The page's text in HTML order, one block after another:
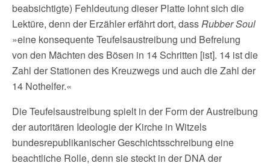
beabsichtigte) Fehldeutung dieser Platte lohnt sich die
Lektüre, denn der Erzähler erfährt dort, dassRubber Soul
»eine konsequente Teufelsaustreibung und Befreiung
von den Mächten des Bösen in 14 Schritten [ist]. 14 ist die
Zahl der Stationen des Kreuzwegs und auch die Zahl der
14 Nothelfer.«
Die Teufelsaustreibung spielt in der Form der Austreibung
der autoritären Ideologie der Kirche in Witzels
bundesrepublikanischer Geschichtsschreibung eine
beachtliche Rolle, denn sie steckt in der DNA der